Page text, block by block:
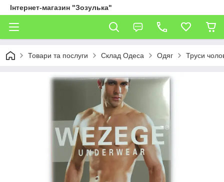
Інтернет-магазин "Зозулька"
Товари та послуги Склад Одеса Одяг Труси